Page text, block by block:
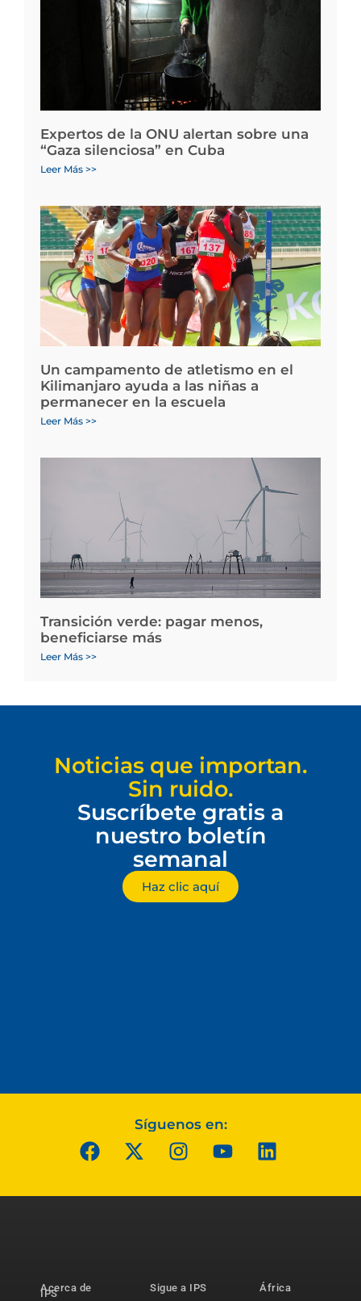
Expertos de la ONU alertan sobre una
“Gaza silenciosa” en Cuba
Leer Más >>
Un campamento de atletismo en el
Kilimanjaro ayuda a las niñas a
permanecer en la escuela
Leer Más >>
Transición verde: pagar menos,
beneficiarse más
Leer Más >>
Noticias que importan.
Sin ruido.
Suscríbete gratis a
nuestro boletín
semanal
Haz clic aquí
Síguenos en:
Acerca de
IPS
Sigue a IPS
África